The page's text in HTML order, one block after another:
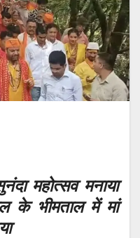
महोत्सव मनाया
के भीमताल में मां